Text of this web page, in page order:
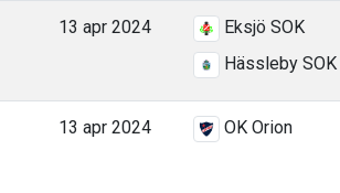
13 apr 2024
Eksjö SOK
Hässleby SOK
13 apr 2024 OK Orion